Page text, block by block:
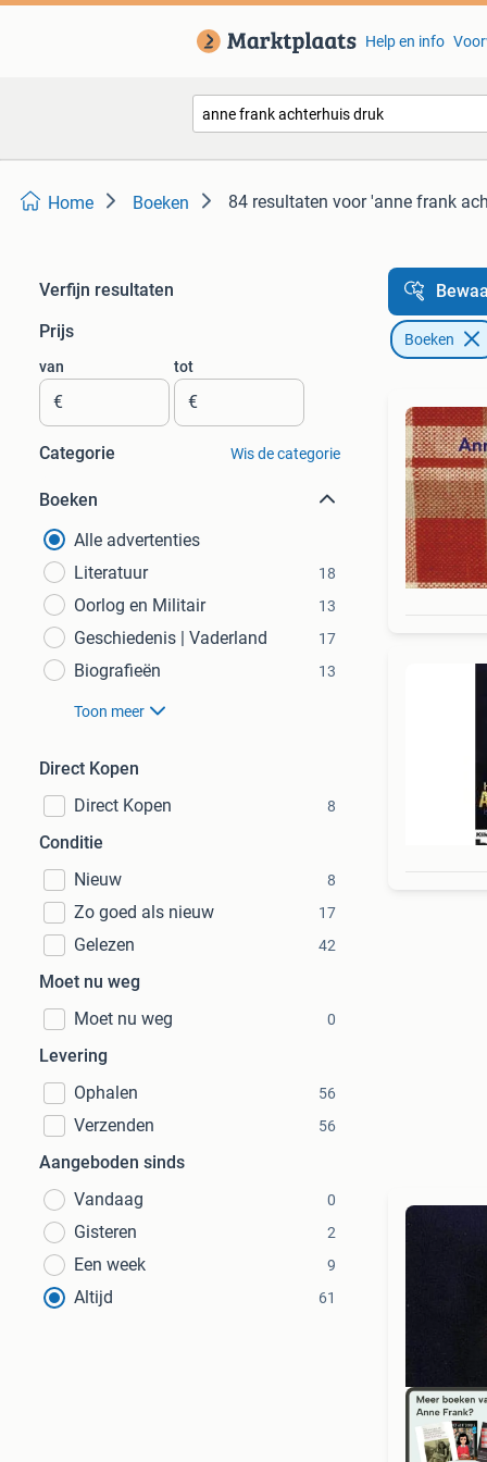
Help en info
Home Boeken 84 resultaten voor 'anne frank
Verfijn resultaten
Prijs
van
€
tot
€
Categorie Wis de categorie
Boeken
Alle advertenties
Literatuur
18
Oorlog en Militair 13
Geschiedenis | Vaderland 17
Biografieën 13
Toon meer
Direct Kopen
Direct Kopen
8
Conditie
Nieuw
8
Zo goed als nieuw 17
Gelezen 42
Moet nu weg
Moet nu weg
0
Levering
Ophalen
56
Verzenden 56
Aangeboden sinds
Vandaag
0
Gisteren 2
Een week 9
Altijd 61
Boeken